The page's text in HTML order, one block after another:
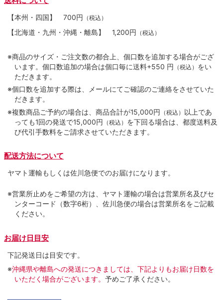
【本州・四国】 700円 （税込）
【北海道・九州・沖縄・離島】 1,200円 （税込）
※商品のサイズ・ご注文数の都合上、個口数を追加する場合がござ
います。個口数追加の場合は個口毎に送料+550 円 （税込） をい
ただきます。
※個口数を追加する際は、メールにてご確認のご連絡をさせていた
だきます。
※複数商品ご予約の場合は、商品合計が15,000円 （税込） 以上であ
っても1回の発送で15,000円 （税込） を下回る場合は、都度送料及
び代引手数料をご請求させていただきます。
配送方法について
ヤマト運輸もしくは佐川急便でのお届けになります。
※営業所止めをご希望の方は、ヤマト運輸の場合は営業所名及びセ
ンターコード（数字6桁）、佐川急便の場合は営業所名をご記載
ください。
お届け日目安
下記発送日は目安です。
※沖縄県や離島への発送につきましては、下記よりもお届け日数を
いただく場合がございます。 予めご了承ください。